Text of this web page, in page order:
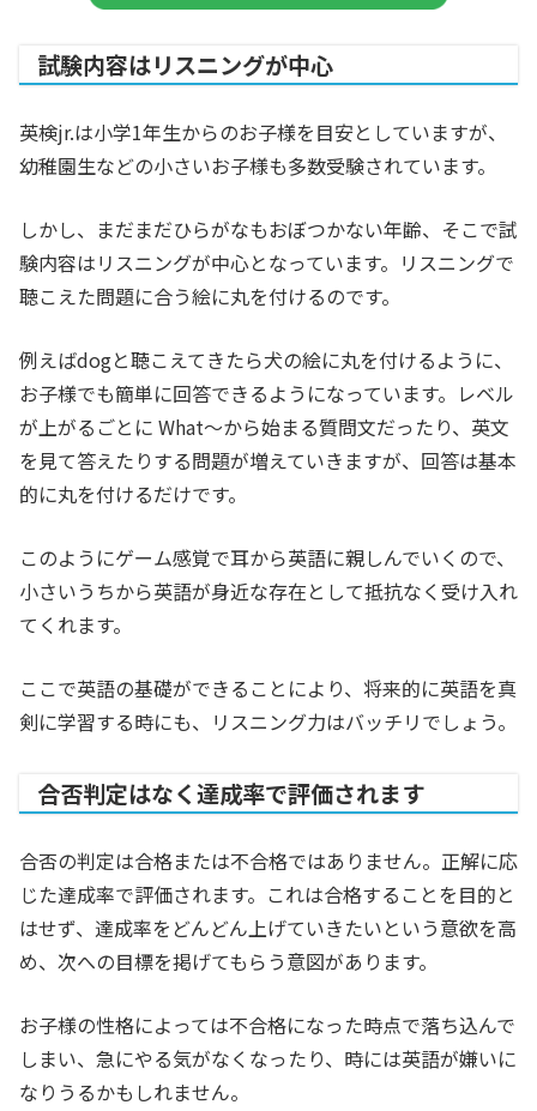
試験内容はリスニングが中心
英検jr.は小学1年生からのお子様を目安としていますが、
幼稚園生などの小さいお子様も多数受験されています。
しかし、まだまだひらがなもおぼつかない年齢、そこで試
験内容はリスニングが中心となっています。リスニングで
聴こえた問題に合う絵に丸を付けるのです。
例えばdogと聴こえてきたら犬の絵に丸を付けるように、
お子様でも簡単に回答できるようになっています。レベル
が上がるごとに What～から始まる質問文だったり、英文
を見て答えたりする問題が増えていきますが、回答は基本
的に丸を付けるだけです。
このようにゲーム感覚で耳から英語に親しんでいくので、
小さいうちから英語が身近な存在として抵抗なく受け入れ
てくれます。
ここで英語の基礎ができることにより、将来的に英語を真
剣に学習する時にも、リスニング力はバッチリでしょう。
合否判定はなく達成率で評価されます
合否の判定は合格または不合格ではありません。正解に応
じた達成率で評価されます。これは合格することを目的と
はせず、達成率をどんどん上げていきたいという意欲を高
め、次への目標を掲げてもらう意図があります。
お子様の性格によっては不合格になった時点で落ち込んで
しまい、急にやる気がなくなったり、時には英語が嫌いに
なりうるかもしれません。